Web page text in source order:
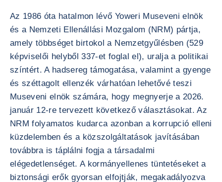
Az 1986 óta hatalmon lévő Yoweri Museveni elnök
és a Nemzeti Ellenállási Mozgalom (NRM) pártja,
amely többséget birtokol a Nemzetgyűlésben (529
képviselői helyből 337-et foglal el), uralja a politikai
színtért. A hadsereg támogatása, valamint a gyenge
és széttagolt ellenzék várhatóan lehetővé teszi
Museveni elnök számára, hogy megnyerje a 2026.
január 12-re tervezett következő választásokat. Az
NRM folyamatos kudarca azonban a korrupció elleni
küzdelemben és a közszolgáltatások javításában
továbbra is táplálni fogja a társadalmi
elégedetlenséget. A kormányellenes tüntetéseket a
biztonsági erők gyorsan elfojtják, megakadályozva